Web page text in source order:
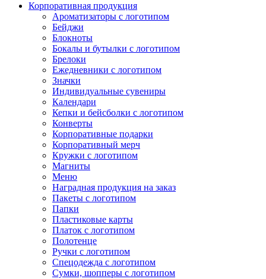
Корпоративная продукция
Ароматизаторы с логотипом
Бейджи
Блокноты
Бокалы и бутылки с логотипом
Брелоки
Ежедневники с логотипом
Значки
Индивидуальные сувениры
Календари
Кепки и бейсболки с логотипом
Конверты
Корпоративные подарки
Корпоративный мерч
Кружки с логотипом
Магниты
Меню
Наградная продукция на заказ
Пакеты с логотипом
Папки
Пластиковые карты
Платок с логотипом
Полотенце
Ручки с логотипом
Спецодежда с логотипом
Сумки, шопперы с логотипом